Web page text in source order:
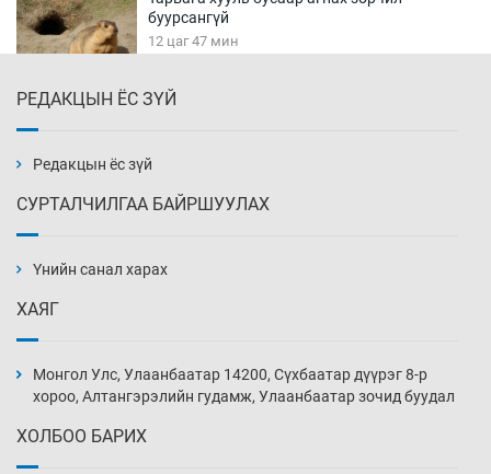
буурсангүй
12 цаг 47 мин
13 цаг 17 мин
13 цаг 47 мин
14 цаг 17 мин
РЕДАКЦЫН ЁС ЗҮЙ
Редакцын ёс зүй
СУРТАЛЧИЛГАА БАЙРШУУЛАХ
Үнийн санал харах
ХАЯГ
Монгол Улс, Улаанбаатар 14200, Сүхбаатар дүүрэг 8-р
хороо, Алтангэрэлийн гудамж, Улаанбаатар зочид буудал
ХОЛБОО БАРИХ